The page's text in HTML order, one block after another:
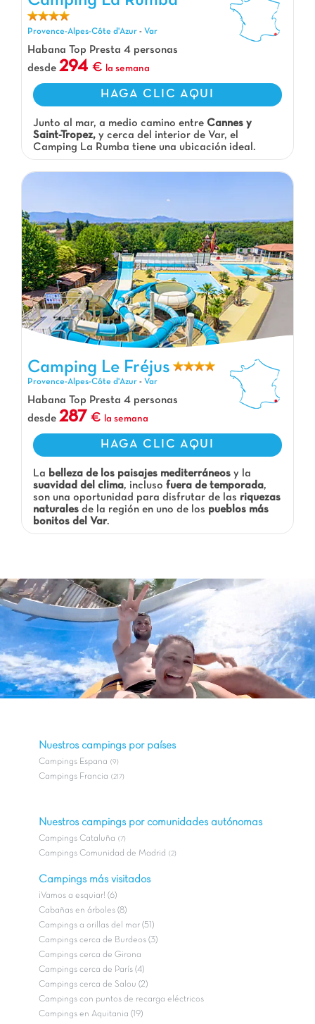
Provence-Alpes-Côte d'Azur - Var
Habana Top Presta 4 personas
desde 294 la semana
HAGA CLIC AQUI
Junto al mar, a medio camino entre Cannes y
Saint-Tropez, y cerca del interior de Var, el
Camping La Rumba tiene una ubicación ideal.
Camping Le Fréjus, Camping Provence-Alpes-Côte d'Azur
Camping Le Fréjus
Provence-Alpes-Côte d'Azur - Var
Habana Top Presta 4 personas
desde 287 la semana
HAGA CLIC AQUI
La belleza de los paisajes mediterráneos y la
suavidad del clima, incluso fuera de temporada,
son una oportunidad para disfrutar de las riquezas
naturales de la región en uno de los pueblos más
bonitos del Var.
Nuestros campings por países
Campings Espana (9)
Campings Francia (217)
Nuestros campings por comunidades autónomas
Campings Cataluña (7)
Campings Comunidad de Madrid (2)
Campings más visitados
¡Vamos a esquiar! (6)
Cabañas en árboles (8)
Campings a orillas del mar (51)
Campings cerca de Burdeos (3)
Campings cerca de Girona
Campings cerca de París (4)
Campings cerca de Salou (2)
Campings con puntos de recarga eléctricos
Campings en Aquitania (19)